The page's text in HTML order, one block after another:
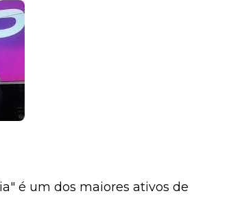
é um dos maiores ativos de